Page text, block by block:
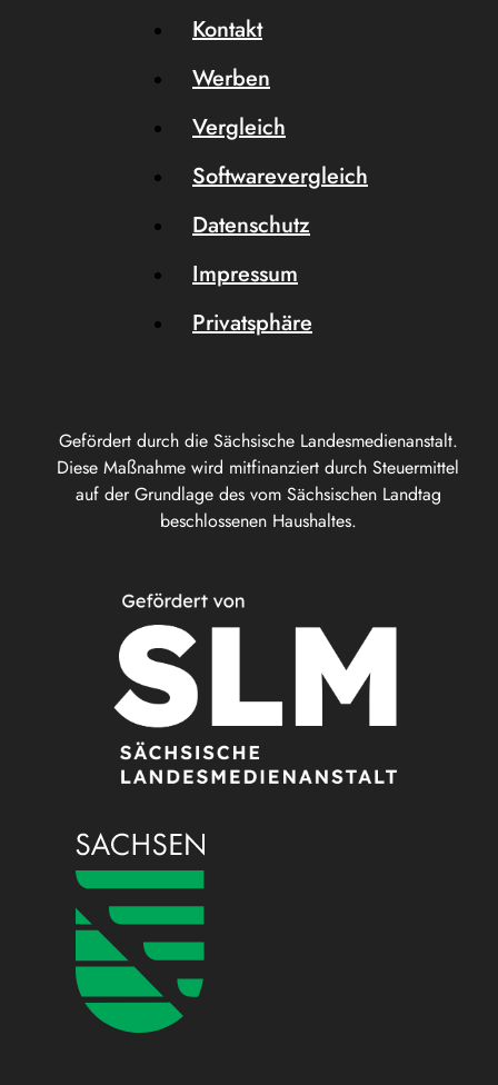
Gefördert durch die Sächsische Landesmedienanstalt.
Diese Maßnahme wird mitfinanziert durch Steuermittel
auf der Grundlage des vom Sächsischen Landtag
beschlossenen Haushaltes.
Kontakt
Werben
Vergleich
Softwarevergleich
Datenschutz
Impressum
Privatsphäre